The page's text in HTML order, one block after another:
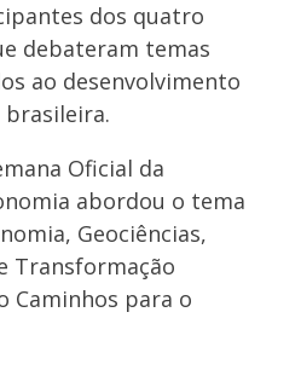
dos quatro
debateram temas
ao desenvolvimento
Oficial da
abordou o tema
Geociências,
Transformação
Caminhos para o